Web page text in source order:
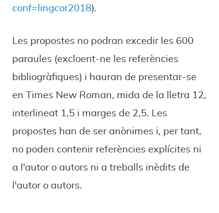
conf=lingcor2018).
Les propostes no podran excedir les 600
paraules (excloent-ne les referències
bibliogràfiques) i hauran de presentar-se
en Times New Roman, mida de la lletra 12,
interlineat 1,5 i marges de 2,5. Les
propostes han de ser anònimes i, per tant,
no poden contenir referències explícites ni
a l'autor o autors ni a treballs inèdits de
l'autor o autors.